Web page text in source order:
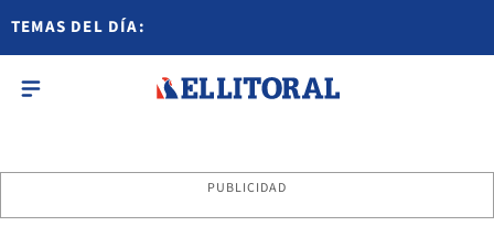
TEMAS DEL DÍA:
PUBLICIDAD